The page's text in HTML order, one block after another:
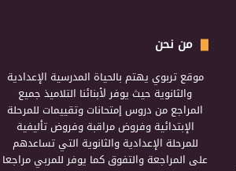
من نحن
موقع تربوي يهتم بالحياة المدرسية الإعدادية
والثانوية حيث يوفر لأبنائنا التلاميذ جميع
المراجع من دروس إمتحانات وتقييمات للمرحلة
الإبتدائية وفروض مراقبة وفروض تأليفية
للمرحلة الإعدادية والثانوية التي تساعدهم
على المراجعة والتفوق كما يوفر للمربي مراجعا